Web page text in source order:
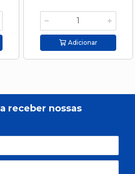
Adicionar
receber nossas